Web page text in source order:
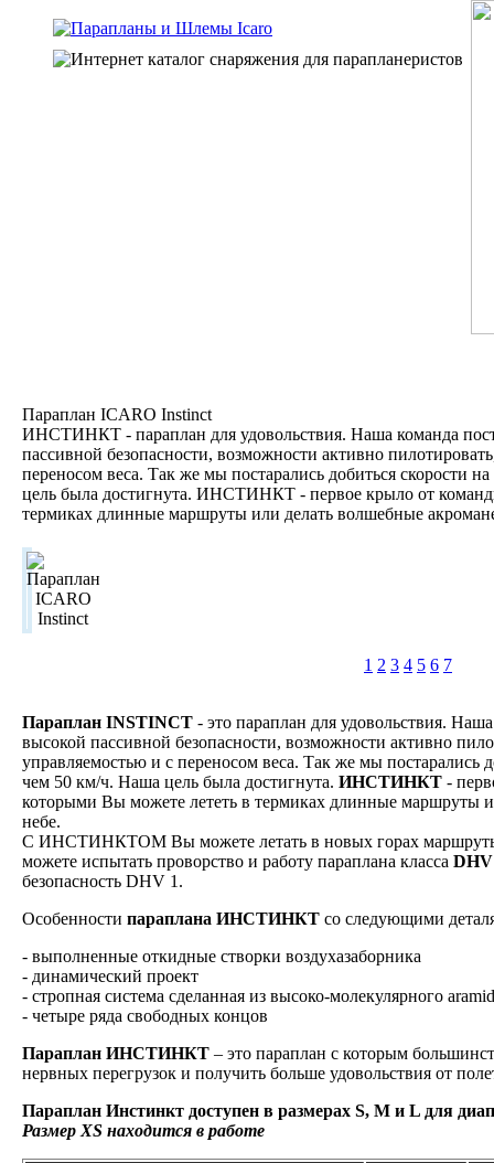
Параплан ICARO Instinct
ИНСТИНКТ - параплан для удовольствия. Наша команда
пассивной безопасности, возможности активно
переносом веса. Так же мы постарались добиться скорости
цель была достигнута. ИНСТИНКТ - первое крыло от
термиках длинные маршруты или делать волшебные
1 2 3 4 5 6 7
Параплан INSTINCT - это параплан для удовольствия.
высокой пассивной безопасности, возможности активно
управляемостью и с переносом веса. Так же мы постарались
чем 50 км/ч. Наша цель была достигнута. ИНСТИНКТ -
которыми Вы можете лететь в термиках длинные маршруты
небе.
С ИНСТИНКТОМ Вы можете летать в новых горах
можете испытать проворство и работу параплана класса DHV
безопасность DHV 1.
Особенности параплана ИНСТИНКТ со следующими
- выполненные откидные створки воздухазаборника
- динамический проект
- стропная система сделанная из высоко-молекулярного aramid
- четыре ряда свободных концов
Параплан ИНСТИНКТ – это параплан с которым
нервных перегрузок и получить больше удовольствия от
Параплан Инстинкт доступен в размерах S, М и L для
Размер XS находится в работе